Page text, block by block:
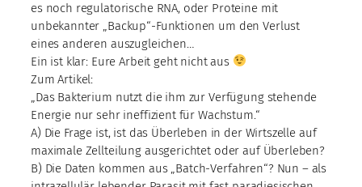
es noch regulatorische RNA, oder Proteine mit
unbekannter „Backup“-Funktionen um den Verlust
eines anderen auszugleichen…
Ein ist klar: Eure Arbeit geht nicht aus
Zum Artikel:
„Das Bakterium nutzt die ihm zur Verfügung stehende
Energie nur sehr ineffizient für Wachstum.“
A) Die Frage ist, ist das Überleben in der Wirtszelle auf
maximale Zellteilung ausgerichtet oder auf Überleben?
B) Die Daten kommen aus „Batch-Verfahren“? Nun – als